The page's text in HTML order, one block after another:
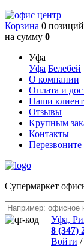
Корзина 0 позиций
на сумму 0
Уфа
Уфа Белебей
О компании
Оплата и
Наши
Отзывы
Крупным
Контакты
Cупермаркет
Уфа,
8 (347)
Войти /